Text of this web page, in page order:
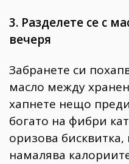
3. Разделете се с
вечеря
Забранете си
масло между
хапнете нещо
богато на фибри
оризова
намалява